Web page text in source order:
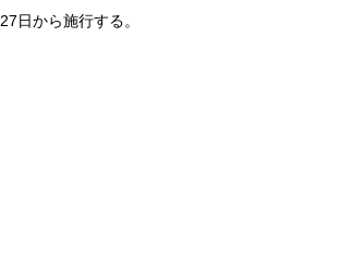
日から施行する。